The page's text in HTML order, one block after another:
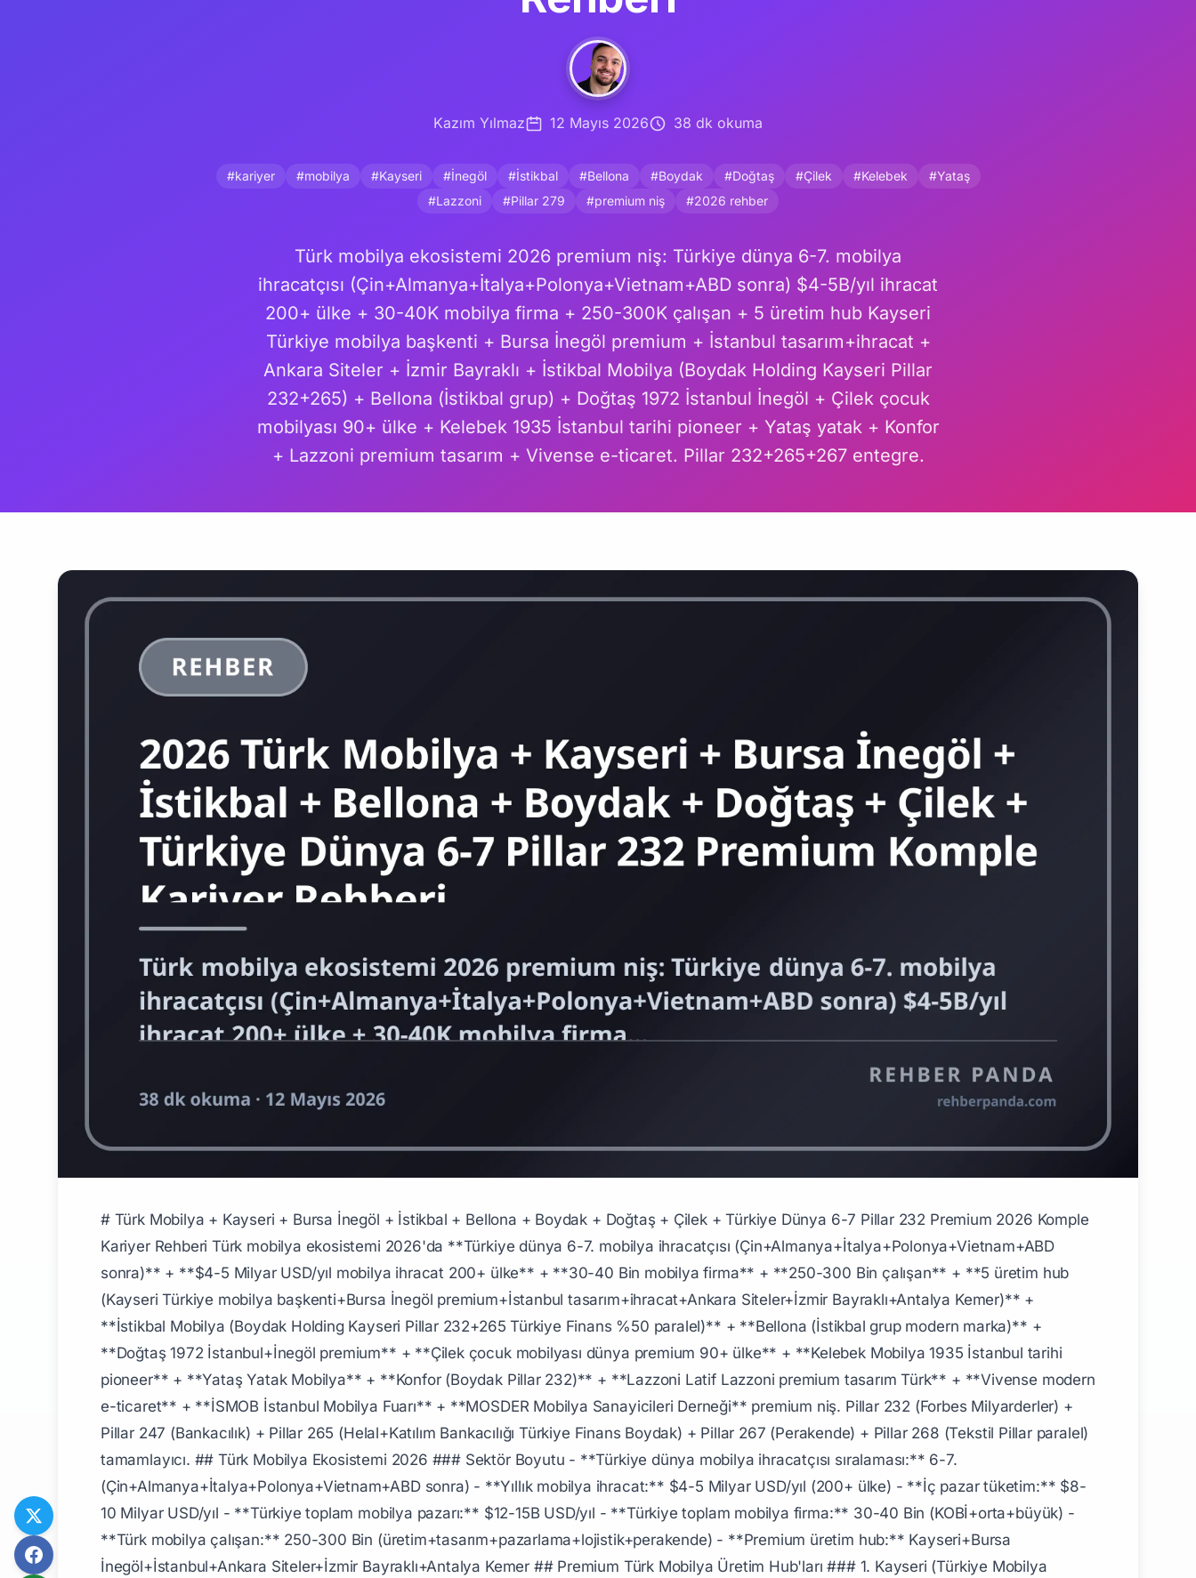
Kazım Yılmaz 12 Mayıs 2026 38 dk okuma
#kariyer #mobilya #Kayseri #İnegöl #İstikbal #Bellona #Boydak #Doğtaş #Çilek #Kelebek
#Yataş
#Lazzoni
#Pillar 279 #premium niş #2026 rehber
Türk mobilya ekosistemi 2026 premium niş: Türkiye dünya 6-7. mobilya
ihracatçısı (Çin+Almanya+İtalya+Polonya+Vietnam+ABD sonra) $4-5B/yıl ihracat
200+ ülke + 30-40K mobilya firma + 250-300K çalışan + 5 üretim hub Kayseri
Türkiye mobilya başkenti + Bursa İnegöl premium + İstanbul tasarım+ihracat +
Ankara Siteler + İzmir Bayraklı + İstikbal Mobilya (Boydak Holding Kayseri Pillar
232+265) + Bellona (İstikbal grup) + Doğtaş 1972 İstanbul İnegöl + Çilek çocuk
mobilyası 90+ ülke + Kelebek 1935 İstanbul tarihi pioneer + Yataş yatak + Konfor
+ Lazzoni premium tasarım + Vivense e-ticaret. Pillar 232+265+267 entegre.
# Türk Mobilya + Kayseri + Bursa İnegöl + İstikbal + Bellona + Boydak + Doğtaş + Çilek + Türkiye Dünya 6-7 Pillar 232 Premium 2026 Komple Kariyer Rehberi Türk mobilya ekosistemi 2026'da **Türkiye dünya 6-7. mobilya ihracatçısı (Çin+Almanya+İtalya+Polonya+Vietnam+ABD sonra)** + **$4-5 Milyar USD/yıl mobilya ihracat 200+ ülke** + **30-40 Bin mobilya firma** + **250-300 Bin çalışan** + **5 üretim hub (Kayseri Türkiye mobilya başkenti+Bursa İnegöl premium+İstanbul tasarım+ihracat+Ankara Siteler+İzmir Bayraklı+Antalya Kemer)** + **İstikbal Mobilya (Boydak Holding Kayseri Pillar 232+265 Türkiye Finans %50 paralel)** + **Bellona (İstikbal grup modern marka)** + **Doğtaş 1972 İstanbul+İnegöl premium** + **Çilek çocuk mobilyası dünya premium 90+ ülke** + **Kelebek Mobilya 1935 İstanbul tarihi pioneer** + **Yataş Yatak Mobilya** + **Konfor (Boydak Pillar 232)** + **Lazzoni Latif Lazzoni premium tasarım Türk** + **Vivense modern e-ticaret** + **İSMOB İstanbul Mobilya Fuarı** + **MOSDER Mobilya Sanayicileri Derneği** premium niş. Pillar 232 (Forbes Milyarderler) + Pillar 247 (Bankacılık) + Pillar 265 (Helal+Katılım Bankacılığı Türkiye Finans Boydak) + Pillar 267 (Perakende) + Pillar 268 (Tekstil Pillar paralel) tamamlayıcı. ## Türk Mobilya Ekosistemi 2026 ### Sektör Boyutu - **Türkiye dünya mobilya ihracatçısı sıralaması:** 6-7. (Çin+Almanya+İtalya+Polonya+Vietnam+ABD sonra) - **Yıllık mobilya ihracat:** $4-5 Milyar USD/yıl (200+ ülke) - **İç pazar tüketim:** $8-10 Milyar USD/yıl - **Türkiye toplam mobilya pazarı:** $12-15B USD/yıl - **Türkiye toplam mobilya firma:** 30-40 Bin (KOBİ+orta+büyük) - **Türk mobilya çalışan:** 250-300 Bin (üretim+tasarım+pazarlama+lojistik+perakende) - **Premium üretim hub:** Kayseri+Bursa İnegöl+İstanbul+Ankara Siteler+İzmir Bayraklı+Antalya Kemer ## Premium Türk Mobilya Üretim Hub'ları ### 1. Kayseri (Türkiye Mobilya Başkenti) - **Premium pozisyon:** **Türkiye'nin en büyük mobilya üretim hub'ı** - **Üretim:** Türk mobilya iç pazar %40-50+ihracat %35-40 - **Premium şirketler:** İstikbal+Bellona+Konfor+Mondi+İpek+Lila+Diğer Boydak Holding grubu Pillar 232+265 - **KAMOS Kayseri Mobilya** sektör örgütü ### 2. Bursa İnegöl (Premium İhracat) - **Premium pozisyon:** Bursa İnegöl mobilya ilçesi **Türkiye'nin en yüksek kalite+ihracat odaklı** - **Premium şirketler:** Doğtaş+Kilim+İpek+Lazzoni+Velvet - **İhracat odaklı:** %60+ üretim ihracat ### 3. İstanbul (Premium Tasarım+İhracat) - **Premium pozisyon:** Modern+tasarım+premium ihracat - **Premium şirketler:** Kelebek+Lazzoni+Vivense+Modoko+Adamapark+Tatlı Mobilya - **Modoko İstanbul Mobilya Mağazaları Merkezi** premium showroom ### 4. Ankara Siteler - **Premium pozisyon:** Tarihi mobilya el sanatı+klasik - **Premium şirketler:** Yöne Mobilya+Mehmet İlhan+Klasik Mobilya - **Siteler mahallesi** Türk klasik mobilya pioneer 1950s+ ### 5. İzmir Bayraklı + Antalya Kemer - **Premium:** Akdeniz+Ege ihracat ## 1. İstikbal Mobilya (Boydak Holding Kayseri Pillar 232+265) ### İstikbal Detayı - **Kuruluş:** 1957 (Boydak Holding pioneer Kayseri) - **Sahiplik:** **Boydak Holding (Boydak ailesi Pillar 232+265 Türkiye Finans %50 katılım bankası Pillar 265)** - **Konum:** Kayseri Organize Sanayi (Mobilya OSB) - **Aktif yönetim:** Boydak ailesi 2024+ (2017 FETÖ TMSF soruşturması sonrası kısmen yönetim el değişim) - **Çalışan:** ~10.000+ Boydak Holding toplam (İstikbal+Bellona+Konfor+diğer iştirakler) - **Premium markalar Boydak grup:** - **İstikbal** — Türk klasik+orta segment Türkiye iç pazar #1 - **Bellona** — modern+çağdaş tasarım - **Konfor** — premium tier - **Mondi+İpek+Lila+Diğer** alt markalar - **Yıllık ciro Boydak Holding:** ~$1-1.5B USD - **Premium pozisyon:** **Türkiye mobilya pazarı #1 grup** (İstikbal+Bellona+Konfor toplam ~%25-30 iç pazar) - **Boydak ailesi net değer:** $500M-1B USD (Pillar 232 — FETÖ TMSF sonrası kısmi servet kaybı) ## 2. Doğtaş Mobilya (1972+ Premium) ### Doğtaş Detayı - **Kuruluş:** 1972 (İstanbul+İnegöl pioneer) - **Sahiplik:** **Doğtaş Holding** (Doğtaş ailesi+halka açık 1995) - **Konum:** İnegöl Bursa+İstanbul - **Aktif CEO:** Hilmi Erkin 2024+ (eski uzun süreli yönetim) - **Çalışan:** ~3.500+ - **BIST kodu:** DGKLB halka açık - **Premium markalar:** Doğtaş Klasik+Doğtaş Modern+Kelebek Mobilya 2014+ ortak grubu+Kelebek - **Yıllık ciro:** ~$300-500M USD - **Premium pozisyon:** **Türkiye premium tier mobilya pazar lider** (orta-üst segment) ## 3. Çilek Mobilya (Çocuk+Genç Mobilyası Dünya Premium 90+ Ülke) ### Çilek Detayı - **Kuruluş:** 1995 (Çilek Mobilya İnegöl Bursa+İstanbul) - **Konum:** İnegöl Bursa - **Premium pozisyon:** **Dünya'nın en büyük çocuk+genç odası üretici 90+ ülke** (Walmart+Amazon+European retailers premium tedarik) - **Çalışan:** ~2.000+ - **Yıllık ciro:** ~$200-400M USD - **Premium markalar:** Çilek+Cilek Kids+Cilek Teens - **Premium müşteri:** Dünya genelinde 90+ ülke çocuk+genç odası mobilya niş lider ## 4. Kelebek Mobilya (1935+ Türkiye Mobilya Pioneer) ### Kelebek Detayı - **Kuruluş:** 1935 İstanbul (Türkiye Cumhuriyeti döneminde modern mobilya pioneer) - **Konum:** İstanbul Maslak+İnegöl Bursa fabrika - **Sahiplik:** **2014 Doğtaş Holding satın alma %100** (Doğtaş Kelebek Holding) - **Premium pozisyon:** **Türkiye'nin en eski premium mobilya markası** - **Yıllık ciro:** Doğtaş Holding bünyesi ## 5. Yataş Yatak+Mobilya (Pillar 268+232 paralel) ### Yataş Detayı - **Kuruluş:** 1974 (Kayseri) - **Premium markalar:** Yataş Yatak (Türkiye yatak #1 pazarı)+Divan+Enza Home premium mobilya - **BIST kodu:** YATAS halka açık - **Yıllık ciro:** ~$300-500M USD - **Premium:** Türkiye yatak pazarı %40-50 lider ## 6. Lazzoni Mobilya (Premium Tasarım Türk) ### Lazzoni Detayı - **Kuruluş:** Latif Lazzoni founder İstanbul - **Premium pozisyon:** **Türk premium tasarım mobilya ihracat dünya 30+ ülke** (ABD+Avrupa premium butik) - **Showroom:** İstanbul+ABD New York+İngiltere Londra+İtalya+Almanya+Avustralya+İsveç+İsrail+Suudi - **Premium tier:** Türk premium modern tasarım ## 7. Vivense (Modern E-Ticaret) ### Vivense Detayı - **Premium pozisyon:** Türkiye'nin en büyük online mobilya e-ticaret platformu - **Sahiplik:** Vivense Holding 2024+ ## 8. Diğer Premium Türk Mobilya Markaları - **Kilim Mobilya** (İnegöl Bursa) - **İpek Mobilya** (İnegöl premium) - **Velvet Mobilya** (premium) - **Doğan Mobilya** + **Adamapark** + **Tatlı** + **Modoko** ## İSMOB + MOSDER + Premium Kurumlar ### İSMOB İstanbul Mobilya Fuarı (CNR Expo) - **Konum:** İstanbul CNR Expo Yeşilköy - **Yıllık:** İstanbul Mobilya Fuarı (Türkiye'nin en büyük mobilya fuarı) - **Premium:** 500+ marka+50K+ ziyaretçi+200+ ülke alıcı ### MOSDER Mobilya Sanayicileri Derneği - **Konum:** İstanbul - **Premium:** Mobilya sektör temsil+istatistik+ihracat geliştirme ### KAMOS Kayseri Mobilya Sanayicileri Derneği ## Premium Türk Mobilya Aileleri (Pillar 232 entegre) ### Aktif Premium (2026) - **Boydak Ailesi (İstikbal+Bellona+Konfor+Türkiye Finans %50 katılım Pillar 265)** — $500M-1B USD Pillar 232+265 (FETÖ TMSF sonrası kısmi servet kaybı) - **Doğtaş Ailesi (Doğtaş+Kelebek 2014 ortak)** — $100-200M USD Pillar 232 - **Çilek Mobilya Ailesi** — $100-200M USD (dünya çocuk mobilyası #1) - **Yataş Ailesi** — $100-200M USD - **Latif Lazzoni** — Lazzoni premium tasarım pioneer ### Tarihi Pioneer'lar - **Kelebek Mobilya kurucu 1935 İstanbul** — Türk Cumhuriyeti modern mobilya pioneer - **Boydak Holding 1957** — Kayseri mobilya endüstrisi pioneer ## Premium Türk Üniversiteler — Mobilya+Tasarım Pipeline ### Lisans Premium - **Mimar Sinan Güzel Sanatlar Üniv İç Mimarlık+Mobilya Tasarım** — premium #1 Türkiye - **İTÜ İç Mimarlık+Endüstri Tasarım** - **Bilkent Üniv İç Mimarlık+Mobilya** - **Marmara Üniv Endüstri Tasarımı+İç Mimarlık** - **9 Eylül Üniv İzmir İç Mimarlık** - **Anadolu Üniv Eskişehir Endüstri Tasarımı** - **Karabük Üniv Mobilya+Dekorasyon Teknolojileri** ### Yurt Dışı Premium - **Domus Academy Milano** İtalya — premium #1 mobilya+tasarım - **Politecnico di Milano** İtalya - **Royal College of Art (RCA) Londra** Furniture Design - **Central Saint Martins Londra** - **Parsons New York** Furniture - **Aalto University Helsinki Finlandiya** — İskandinav tasarım premium - **TU Delft Hollanda** Industrial Design ## Türk Mobilya Yol Haritası ### Adım 1: Lisans (Yıl 1-4, Yaş 18-22) - 4 yıl Mimar Sinan İç Mimarlık+Mobilya Tasarım veya İTÜ İç Mimarlık veya Bilkent - İstikbal/Bellona/Doğtaş/Çilek staj premium ### Adım 2: Junior (Yıl 4-7, Yaş 22-25) - Mobilya tasarımcı asistan 150-300K TL/ay - Üretim mühendisi junior 200-400K - Pazarlama+brand junior 200-400K (Boydak Holding+Doğtaş+Çilek) - İhracat müdür junior 250-450K ### Adım 3: Yurt Dışı Master (Yıl 7-9, Yaş 25-27) - Domus Academy Milano+Politecnico+RCA Londra Master Furniture Design ### Adım 4: Mid-Level (Yıl 9-15, Yaş 27-33) - Tasarım stüdyo müdürü 500K-1M TL/ay - Mobilya brand manager 600K-1.2M - Üretim müdürü 700K-1.3M - İhracat müdürü Kayseri+İnegöl 600K-1.2M ### Adım 5: Senior (Yıl 15-22, Yaş 33-40) - İstikbal/Doğtaş GMY 1.5-3M TL/ay - Çilek+Yataş+Lazzoni GMY 1.5-2.5M - Yurt dışı operasyon direktörü $150-250K USD/yıl ### Adım 6: CEO (Yıl 22+, Yaş 40+) - İstikbal/Boydak Holding CEO 4-8M TL/ay - Doğtaş CEO Hilmi Erkin pattern 4-7M - Çilek CEO 4-7M - Yataş+Lazzoni+Kelebek CEO 4-7M ### Adım 7: Founder Premium (Yıl 30+, Yaş 50+) - Boydak Ailesi $500M-1B Pillar 232+265 - Çilek Ailesi $100-200M - Lazzoni Latif premium tasarım pioneer ## Türk Mobilya Maaş Bandı 2026 | Pozisyon | Türk Premium | Yurt Dışı Premium | |----------|---------------|---------------------| | Tasarımcı Asistan | 150-300K TL/ay | $40-70K USD/yıl | | Üretim Mühendisi Junior | 200-400K TL/ay | $50-90K USD/yıl | | Pazarlama+Brand Junior | 200-400K TL/ay | $60-100K USD/yıl | | İhracat Müdür Junior | 250-450K TL/ay | $70-120K USD/yıl | | Tasarım Stüdyo Müdürü | 500K-1M TL/ay | $100-180K USD/yıl | | Brand Manager | 600K-1.2M TL/ay | $100-200K USD/yıl | | Üretim Müdürü | 700K-1.3M TL/ay | $120-220K USD/yıl | | İhracat Mü